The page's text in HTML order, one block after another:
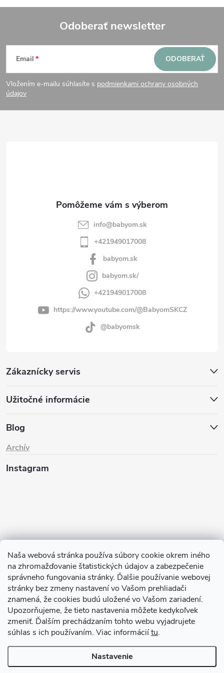
Naša webová stránka používa súbory cookie okrem iného
na zhromažďovanie štatistických údajov a zabezpečenie
správneho fungovania stránky. Ďalšie používanie webovej
stránky bez zmeny nastavení vo Vašom prehliadači
znamená, že cookies budú uložené vo Vašom zariadení.
Upozorňujeme, že tieto nastavenia môžete kedykoľvek
zmeniť. Ďalším prechádzaním tohto webu vyjadrujete
súhlas s ich používaním. Viac informáciítu.
Nastavenie
Z
á
p
Odoberať newsletter
Email
Vložením e-mailu súhlasíte s podmienkami ochrany osobných
údajov
ODOBERAŤ
Zákaznícky servis
Užitočné informácie
Blog
Archív
info@babyom.sk
+421949017008
babyom.sk
babyom.sk/
+421949017008
https://www.youtube.com/@BabyomSKCZ
@babyomsk
Instagram
Sledovať na Instagrame
TIk Tok Instagram Facebook
Vytvoril Shoptet
Copyright 2026 . Všetky práva vyhradené.
cookies